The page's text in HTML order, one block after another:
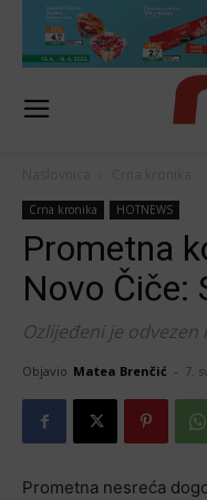
Crna kronika HOTNEWS
Prometna
Novo Čiče:
Ozlijeđeni je odvezen
Objavio Matea Brenčić - 7.
Prometna nesreća